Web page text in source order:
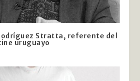
Stratta, referente del
uruguayo